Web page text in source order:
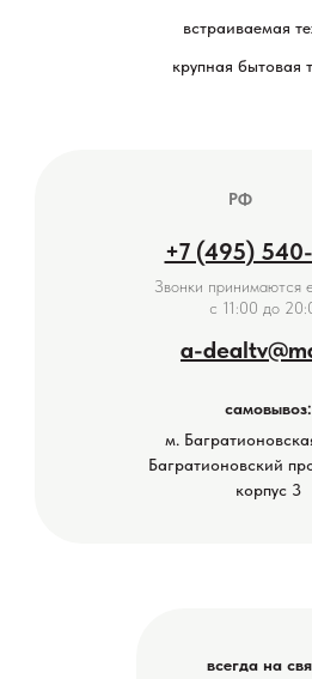
м.
Багратионовский
корпус 3
+7 (495)
a-
Звонки принимаются
с 11:00 до
самовывоз:
РФ
всегда на
крупная бытовая
встраиваемая